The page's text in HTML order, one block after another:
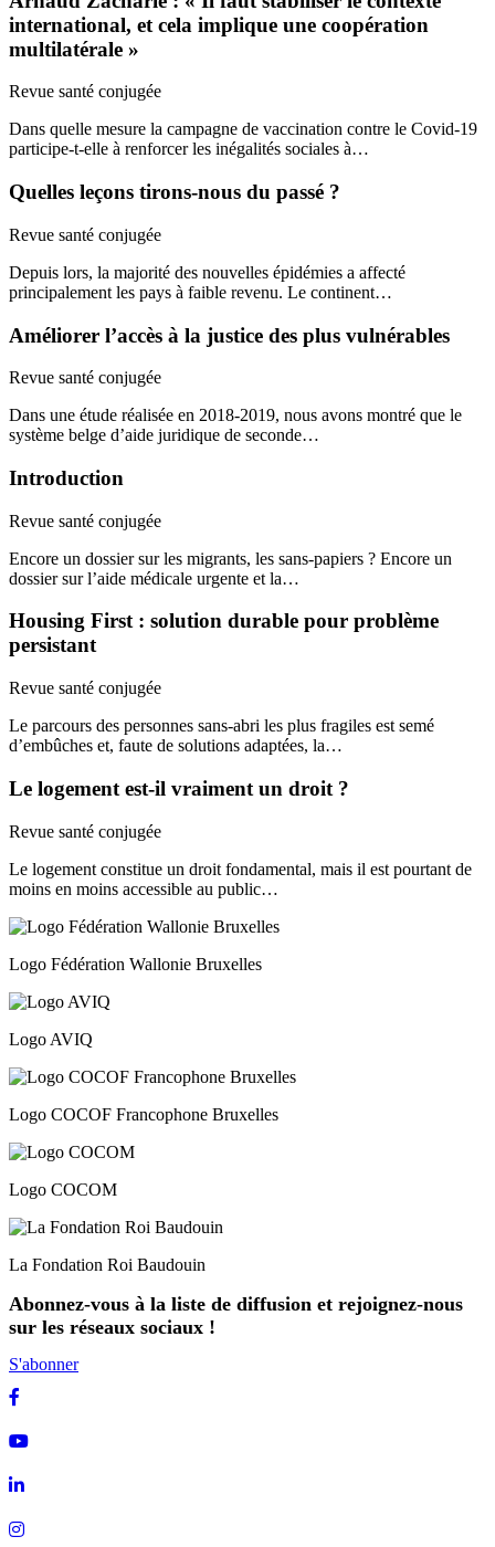
international, et cela implique une coopération
multilatérale »
Revue santé conjugée
Dans quelle mesure la campagne de vaccination contre le Covid-19
participe-t-elle à renforcer les inégalités sociales à…
Quelles leçons tirons-nous du passé ?
Revue santé conjugée
Depuis lors, la majorité des nouvelles épidémies a affecté
principalement les pays à faible revenu. Le continent…
Améliorer l’accès à la justice des plus vulnérables
Revue santé conjugée
Dans une étude réalisée en 2018-2019, nous avons montré que le
système belge d’aide juridique de seconde…
Introduction
Revue santé conjugée
Encore un dossier sur les migrants, les sans-papiers ? Encore un
dossier sur l’aide médicale urgente et la…
Housing First : solution durable pour problème
persistant
Revue santé conjugée
Le parcours des personnes sans-abri les plus fragiles est semé
d’embûches et, faute de solutions adaptées, la…
Le logement est-il vraiment un droit ?
Revue santé conjugée
Le logement constitue un droit fondamental, mais il est pourtant de
moins en moins accessible au public…
Logo Fédération Wallonie Bruxelles
Logo AVIQ
Logo COCOF Francophone Bruxelles
Logo COCOM
La Fondation Roi Baudouin
Abonnez-vous à la liste de diffusion et rejoignez-nous
sur les réseaux sociaux !
S'abonner